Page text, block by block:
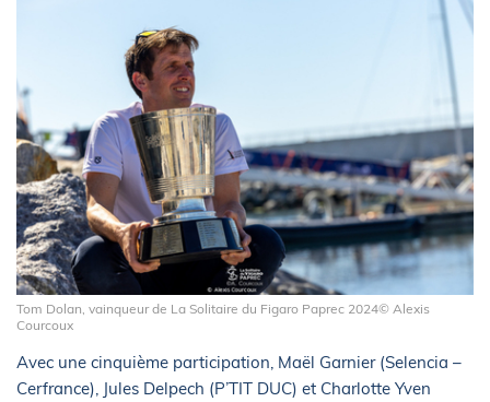
Tom Dolan, vainqueur de La Solitaire du Figaro Paprec 2024© Alexis
Courcoux
Avec une cinquième participation, Maël Garnier (Selencia –
Cerfrance), Jules Delpech (P’TIT DUC) et Charlotte Yven